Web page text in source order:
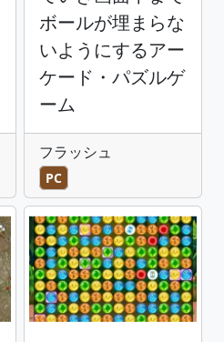
ボールが埋まらな
いようにするアー
ケード・パズルゲ
ーム
フラッシュ
PC